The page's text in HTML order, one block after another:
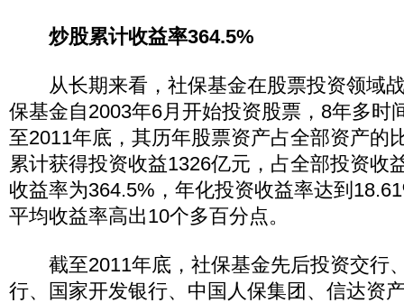
炒股累计收益率364.5%
从长期来看，社保基金在股票投资领域
保基金自2003年6月开始投资股票，8年多时
至2011年底，其历年股票资产占全部资产的
累计获得投资收益1326亿元，占全部投资收
收益率为364.5%，年化投资收益率达到
平均收益率高出10个多百分点。
截至2011年底，社保基金先后投资交行
行、国家开发银行、中国人保集团、信达资